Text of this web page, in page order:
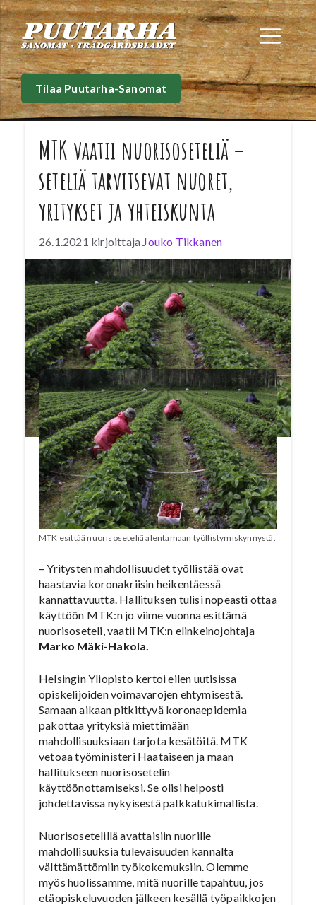
Siirry
sisältöön
Tilaa Puutarha-Sanomat
MTK vaatii nuorisoseteliä –
seteliä tarvitsevat nuoret,
yritykset ja yhteiskunta
26.1.2021 kirjoittaja Jouko Tikkanen
Koronakriisi uhkaa muodostua nuorille
sukupolvikokemukseksi, jonka taakkaa
maksetaan pitkään. Opiskelijat uupuvat
etäopiskeluun ja työkokemusten sekä tulojen
kannalta tärkeät kesätyöpaikat ovat monella
kiven alla.
MTK esittää nuorisoseteliä alentamaan työllistymiskynnystä.
– Yritysten mahdollisuudet työllistää ovat
haastavia koronakriisin heikentäessä
kannattavuutta. Hallituksen tulisi nopeasti ottaa
käyttöön MTK:n jo viime vuonna esittämä
nuorisoseteli, vaatii MTK:n elinkeinojohtaja
Marko Mäki-Hakola.
Helsingin Yliopisto kertoi eilen uutisissa
opiskelijoiden voimavarojen ehtymisestä.
Samaan aikaan pitkittyvä koronaepidemia
pakottaa yrityksiä miettimään
mahdollisuuksiaan tarjota kesätöitä. MTK
vetoaa työministeri Haataiseen ja maan
hallitukseen nuorisosetelin
käyttöönottamiseksi. Se olisi helposti
johdettavissa nykyisestä palkkatukimallista.
Nuorisosetelillä avattaisiin nuorille
mahdollisuuksia tulevaisuuden kannalta
välttämättömiin työkokemuksiin. Olemme
myös huolissamme, mitä nuorille tapahtuu, jos
etäopiskeluvuoden jälkeen kesällä työpaikkojen